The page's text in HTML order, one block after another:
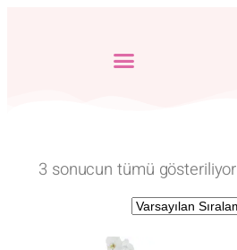
3 sonucun tümü gösteriliyor